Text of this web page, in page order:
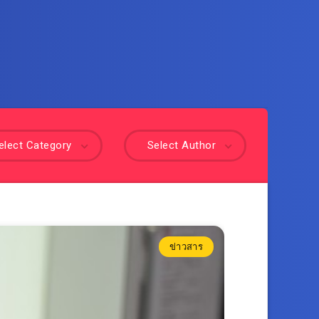
Select Author
Category
ข่าวสาร